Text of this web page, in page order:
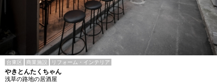
台東区 商業施設 リフォーム・インテリア
やきとんたくちゃん
浅草の路地の居酒屋